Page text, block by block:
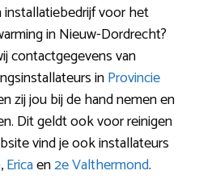
voor het
in Nieuw-Dordrecht?
contactgegevens van
inProvincie
zij jou bij de hand nemen en
Dit geldt ook voor reinigen
vind je ook installateurs
,Ericaen2e Valthermond.